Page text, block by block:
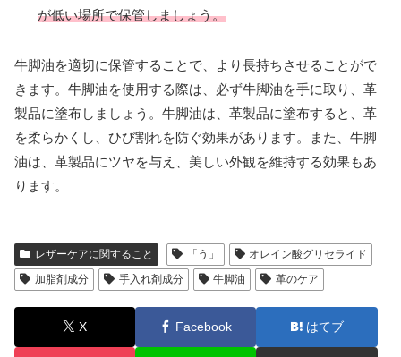
が低い場所で保管しましょう。
牛脚油を適切に保管することで、より長持ちさせることがで
きます。牛脚油を使用する際は、必ず牛脚油を手に取り、革
製品に塗布しましょう。牛脚油は、革製品に塗布すると、革
を柔らかくし、ひび割れを防ぐ効果があります。また、牛脚
油は、革製品にツヤを与え、美しい外観を維持する効果もあ
ります。
レザーケアに関すること 「う」
オレイン酸グリセライド
加脂剤成分
手入れ剤成分 牛脚油 革のケア
X Facebook はてブ